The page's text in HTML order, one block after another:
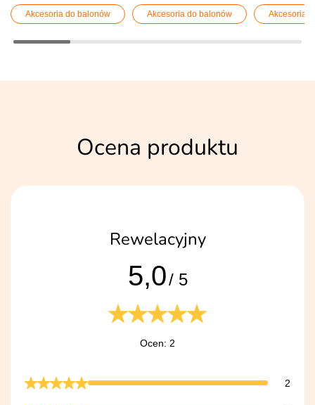
Akcesoria do balonów Akcesoria do balonów Akcesoria
Ocena produktu
Rewelacyjny
5,0/ 5
Ocen: 2
2